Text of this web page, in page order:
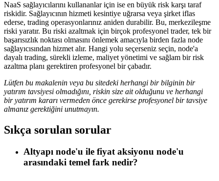
NaaS sağlayıcılarını kullananlar için ise en büyük risk karşı taraf
riskidir. Sağlayıcının hizmeti kesintiye uğrarsa veya şirket iflas
ederse, trading operasyonlarınız aniden durabilir. Bu, merkezileşme
riski yaratır. Bu riski azaltmak için birçok profesyonel trader, tek bir
başarısızlık noktası olmasını önlemek amacıyla birden fazla node
sağlayıcısından hizmet alır. Hangi yolu seçerseniz seçin, node'a
dayalı trading, sürekli izleme, maliyet yönetimi ve sağlam bir risk
azaltma planı gerektiren profesyonel bir çabadır.
Lütfen bu makalenin veya bu sitedeki herhangi bir bilginin bir
yatırım tavsiyesi olmadığını, riskin size ait olduğunu ve herhangi
bir yatırım kararı vermeden önce gerekirse profesyonel bir tavsiye
almanız gerektiğini unutmayın.
Sıkça sorulan sorular
Altyapı node'u ile fiyat aksiyonu node'u
arasındaki temel fark nedir?